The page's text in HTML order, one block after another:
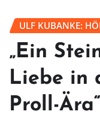
ULF KUBANKE:
„Ein
Liebe in
Proll-